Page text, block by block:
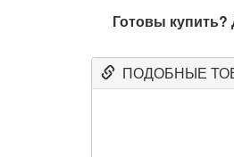
Готовы
ПОДОБНЫЕ